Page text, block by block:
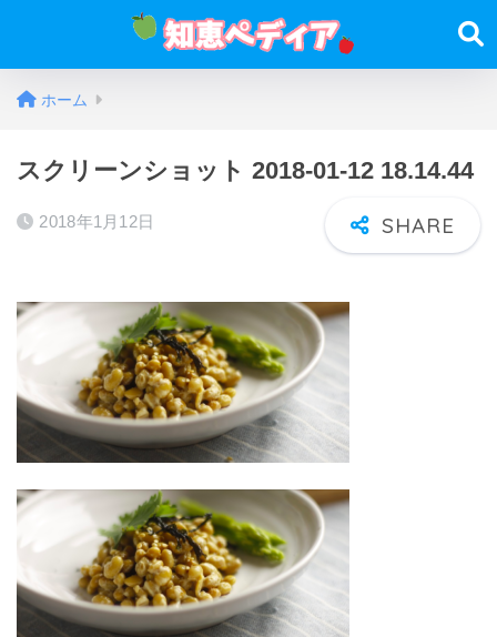
ホーム
スクリーンショット 2018-01-12 18.14.44
2018年1月12日